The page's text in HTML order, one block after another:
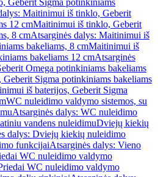
Geberit Sigma potinkiniams
Maitinimui iš tinklo, Geberit
12 cmMaitinimui iš tinklo, Geberit
8 cmAtsarginės dalys: Maitinimui iš
bakeliams, 8 cmMaitinimui iš
bakeliams 12 cmAtsarginės
Omega potinkiniams bakeliams
Sigma potinkiniams bakeliams
iš baterijos, Geberit Sigma
WC nuleidimo valdymo sistemos, su
Atsarginės dalys: WC nuleidimo
vandens nuleidimuDviejų kiekių
dalys: Dviejų kiekių nuleidimo
funkcijaiAtsarginės dalys: Vieno
WC nuleidimo valdymo
WC nuleidimo valdymo